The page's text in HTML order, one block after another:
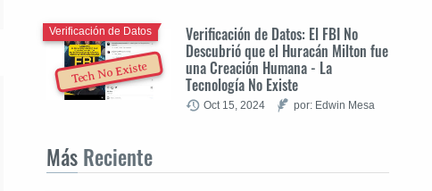
Tech No Existe
Verificación de Datos: El FBI No
Descubrió que el Huracán Milton fue
una Creación Humana - La
Tecnología No Existe
Verificación de Datos
Oct 15, 2024 por: Edwin Mesa
Más Reciente